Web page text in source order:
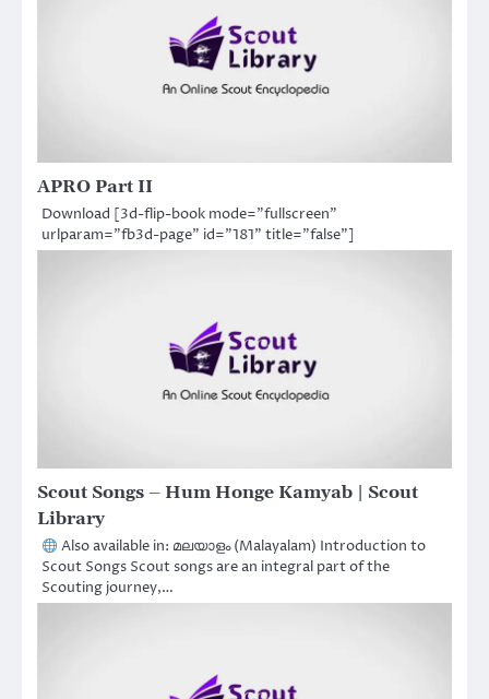
APRO Part II
Download [3d-flip-book mode="fullscreen"
urlparam="fb3d-page" id="181" title="false"]
Scout Songs – Hum Honge Kamyab | Scout
Library
Also available in: മലയാളം (Malayalam) Introduction to
Scout Songs Scout songs are an integral part of the
Scouting journey,…